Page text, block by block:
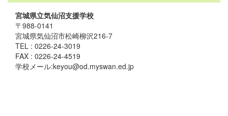
宮城県立気仙沼支援学校
〒988-0141
宮城県気仙沼市松崎柳沢216-7
TEL : 0226-24-3019
FAX : 0226-24-4519
学校メール:keyou@od.myswan.ed.jp